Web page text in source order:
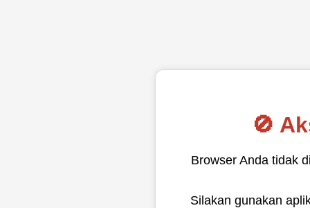
🚫
Browser Anda tidak
Silakan gunakan